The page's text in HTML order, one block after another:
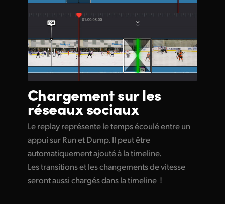
Chargementsurles
réseauxsociaux
Le replay représente le temps écoulé entre un
appui sur Run et Dump. Il peut être
automatiquement ajouté à la timeline.
Les transitions et les changements de vitesse
seront aussi chargés dans la timeline !